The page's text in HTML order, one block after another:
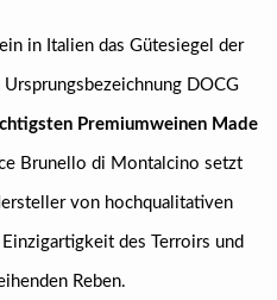
in Italien das Gütesiegel der
DOCG
Premiumweinen Made
Brunello di Montalcino setzt
von hochqualitativen
des Terroirs und
Reben.